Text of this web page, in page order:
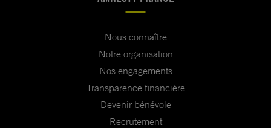
Nous connaître
Notre organisation
Nos engagements
Transparence financière
Devenir bénévole
Recrutement